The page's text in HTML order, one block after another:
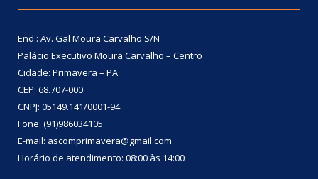
End.: Av. Gal Moura Carvalho S/N
Palácio Executivo Moura Carvalho – Centro
Cidade: Primavera – PA
CEP: 68.707-000
CNPJ: 05149.141/0001-94
Fone: (91)986034105
E-mail: ascomprimavera@gmail.com
Horário de atendimento: 08:00 às 14:00